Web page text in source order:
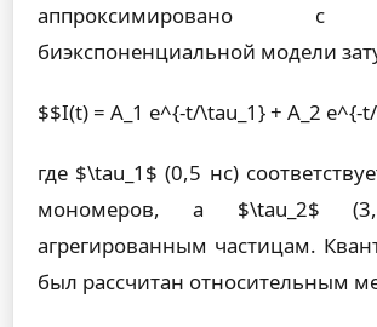
аппроксимировано с
биэкспоненциальной модели
$$I(t) = A_1 e^{-t/\tau_1} + A_2 e^{-
где $\tau_1$ (0,5 нс)
мономеров, а $\tau_2$
агрегированным частицам.
был рассчитан относительным